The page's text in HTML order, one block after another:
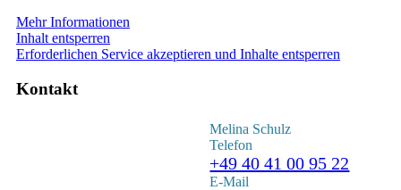
Mehr Informationen
Inhalt entsperren
Erforderlichen Service akzeptieren und Inhalte entsperren
Kontakt
Melina Schulz
Telefon
+49 40 41 00 95 22
E-Mail